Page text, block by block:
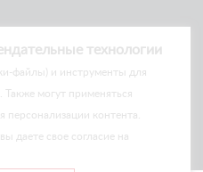
технологии
файлы) и инструменты для
Также могут применяться
персонализации контента.
даете свое согласие на